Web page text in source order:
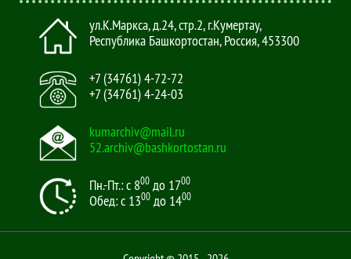
ул.К.Маркса, д.24, стр.2,г.Кумертау,
Республика Башкортостан, Россия,453300
+7 (34761) 4-72-72
+7 (34761) 4-24-03
kumarchiv@mail.ru
52.archiv@bashkortostan.ru
Пн.-Пт.: с 800 до 1700
Обед: с 1300 до 1400